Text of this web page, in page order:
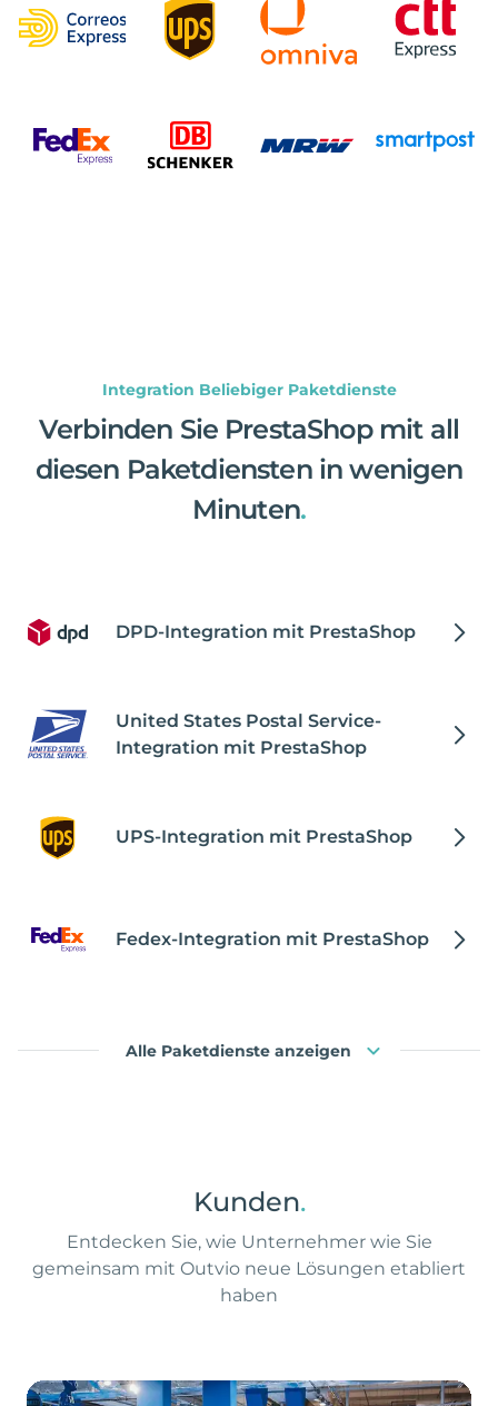
Integration Beliebiger Paketdienste
Verbinden Sie PrestaShop mit all
diesen Paketdiensten in wenigen
Minuten.
DPD-Integration mit PrestaShop
United States Postal Service-
Integration mit PrestaShop
UPS-Integration mit PrestaShop
Fedex-Integration mit PrestaShop
Alle Paketdienste anzeigen
Kunden.
Entdecken Sie, wie Unternehmer wie Sie
gemeinsam mit Outvio neue Lösungen etabliert
haben